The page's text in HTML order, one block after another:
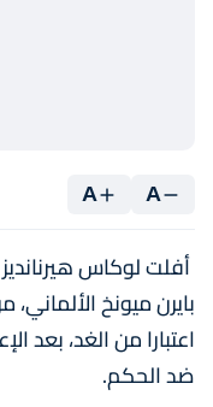
A
A
أفلت لوكاس
بايرن ميونخ
اعتبارا من الغد، بعد
ضد الحكم.